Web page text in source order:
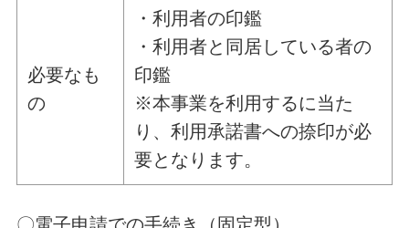
必要なも
の
・利用者の印鑑
・利用者と同居している者の
印鑑
※本事業を利用するに当た
り、利用承諾書への捺印が必
要となります。